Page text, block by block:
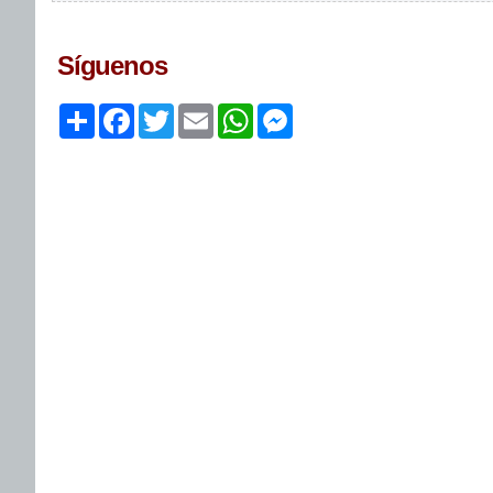
Síguenos
ShareFacebook
TwitterEmailWhatsApp